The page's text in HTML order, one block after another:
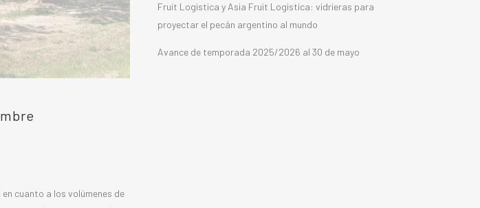
cuanto a los volúmenes de
Fruit Logistica y Asia Fruit Logistica: vidrieras para
proyectar el pecán argentino al mundo
Avance de temporada 2025/2026 al 30 de mayo